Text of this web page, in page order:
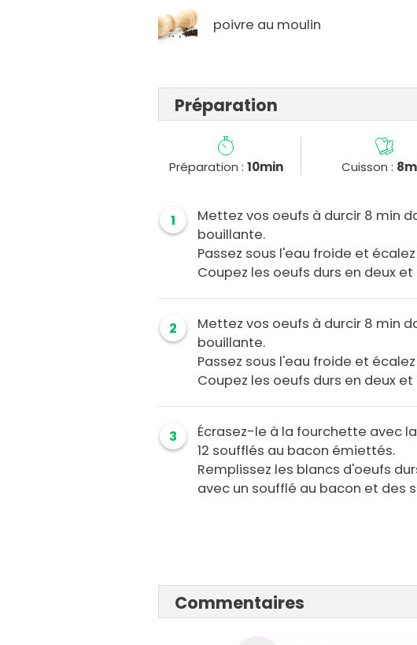
poivre au moulin
Préparation
Préparation : 10min Cuisson :
1
Mettez vos oeufs à durcir 8 min
bouillante.
Passez sous l'eau froide et
Coupez les oeufs durs en deux
2
Mettez vos oeufs à durcir 8 min
bouillante.
Passez sous l'eau froide et
Coupez les oeufs durs en deux
3
Écrasez-le à la fourchette avec
12 soufflés au bacon émiettés.
Remplissez les blancs d'oeufs
avec un soufflé au bacon et des
Commentaires